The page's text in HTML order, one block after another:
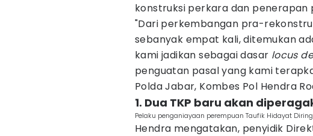
konstruksi perkara dan penerapan
"Dari perkembangan pra-
sebanyak empat kali, ditemukan
kami jadikan sebagai dasar locus
penguatan pasal yang kami
Polda Jabar, Kombes Pol Hendra
1. Dua TKP baru akan
Pelaku penganiayaan perempuan Taufik Hidayat
Hendra mengatakan, penyidik